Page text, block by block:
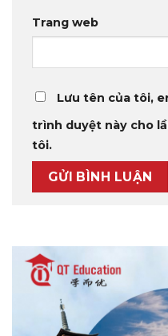
Trang web
Lưu tên của tôi,
trình duyệt này cho
tôi.